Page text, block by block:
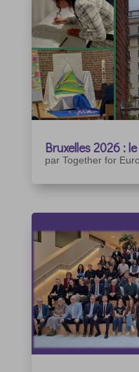
Bruxelles 2026 :
par Together for